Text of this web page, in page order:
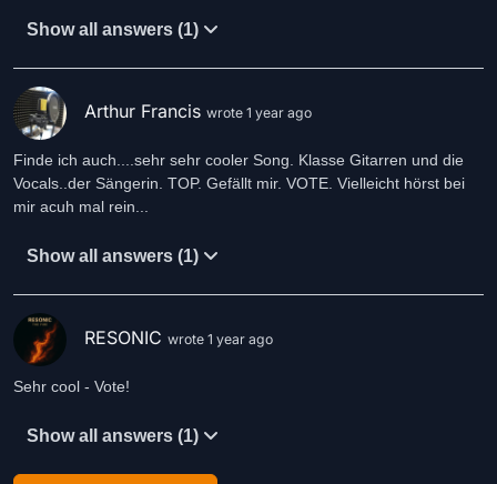
Show all answers (1)
Arthur Francis wrote 1 year ago
Finde ich auch....sehr sehr cooler Song. Klasse Gitarren und die
Vocals..der Sängerin. TOP. Gefällt mir. VOTE. Vielleicht hörst bei
mir acuh mal rein...
Show all answers (1)
RESONIC wrote 1 year ago
Sehr cool - Vote!
Show all answers (1)